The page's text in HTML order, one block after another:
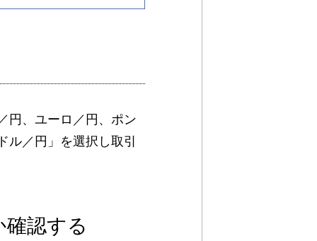
円、ユーロ／円、ポン
／円」を選択し取引
認する